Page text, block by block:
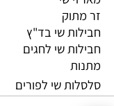
שי
שי
שי בד"ץ
שי לחגים